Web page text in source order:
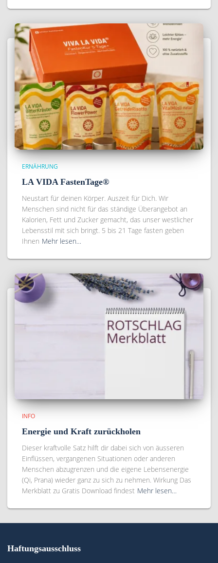
ERNÄHRUNG
LA VIDA FastenTage®
Neustart für deinen Körper. Auszeit für Dich. Wir
Menschen sind nicht für das ständige Überangebot an
Kalorien, Fett und Zucker gemacht, das unser westlicher
Lebensstil mit sich bringt. 5 bis 21 Tage fasten geben
Ihnen Mehr lesen…
INFO
Energie und Kraft zurückholen
Dieser kraftvolle Satz hilft dir dabei sich von äusseren
Einflüssen, vergangenen Situationen oder anderen
Menschen abzugrenzen und die eigene Lebensenergie
(Qi, Prana) wieder ganz zu sich zu nehmen. Wirkung Das
Merkblatt zu Gratis Download findest Mehr lesen…
Haftungsausschluss